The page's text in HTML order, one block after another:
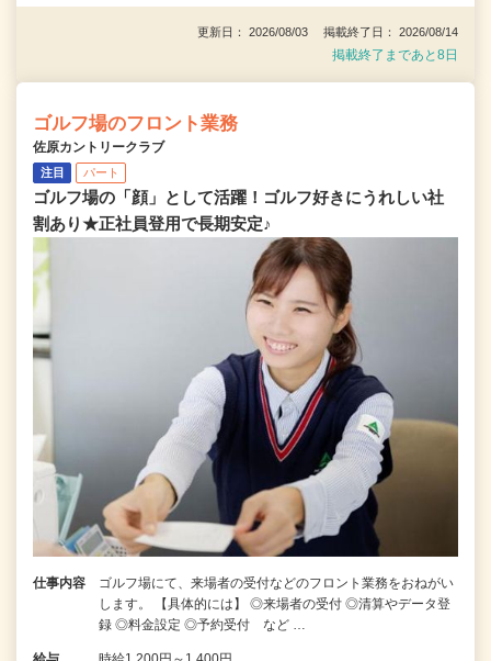
更新日： 2026/08/03 掲載終了日： 2026/08/14
掲載終了まであと8日
ゴルフ場のフロント業務
佐原カントリークラブ
注目 パート
ゴルフ場の「顔」として活躍！ゴルフ好きにうれしい社
割あり★正社員登用で長期安定♪
仕事内容
ゴルフ場にて、来場者の受付などのフロント業務をおねがい
します。 【具体的には】 ◎来場者の受付 ◎清算やデータ登
録 ◎料金設定 ◎予約受付 など …